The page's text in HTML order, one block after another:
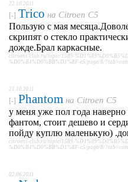
22.10.2011
[-] Trico на Citroen C5
Пользую с мая
скрипят о стекло
дожде.Брал каркасные.
citroens-club.ru/topic/1589-
%D0%B4%D0%BB%D1%8F-c5/page/8/
21.10.2011
[-] Phantom на Citroen C5
у меня уже пол года наверно
фантом, стоит дешево и
пойду куплю маленькую)
citroens-club.ru/topic/1589-
%D0%B4%D0%BB%D1%8F-c5/page/8/
02.06.2011